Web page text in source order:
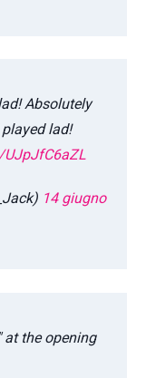
Absolutely
lad!
14 giugno
at the opening